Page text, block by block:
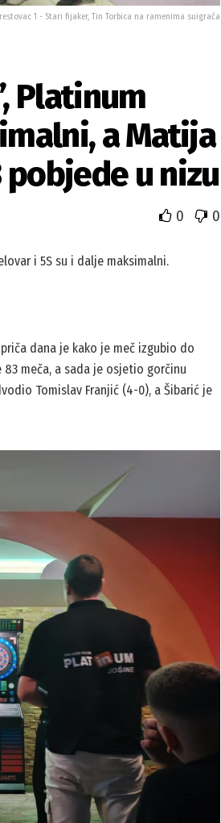
1 - Stari fijaker, Tin Torbica na ramenima suigrača
Platinum
a Matija
u nizu
0 0
i 5S su i dalje maksimalni.
dana je kako je meč izgubio do
meča, a sada je osjetio gorčinu
Tomislav Franjić (4-0), a Šibarić je